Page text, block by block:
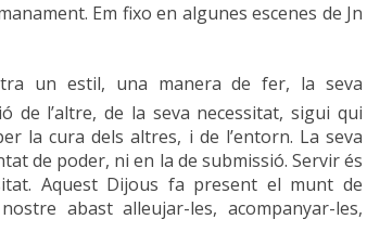
Em fixo en algunes escenes de Jn
un estil, una manera de fer, la seva
de l’altre, de la seva necessitat, sigui qui
la cura dels altres, i de l’entorn. La seva
de poder, ni en la de submissió. Servir és
Aquest Dijous fa present el munt de
abast alleujar-les, acompanyar-les,